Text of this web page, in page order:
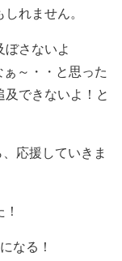
れません。
さないよ
ぁ～・・と思った
できないよ！と
応援していきま
なる！